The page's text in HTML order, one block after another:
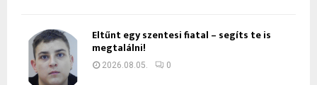
Eltűnt egy szentesi fiatal – segíts te is
megtalálni!
2026.08.05. 0